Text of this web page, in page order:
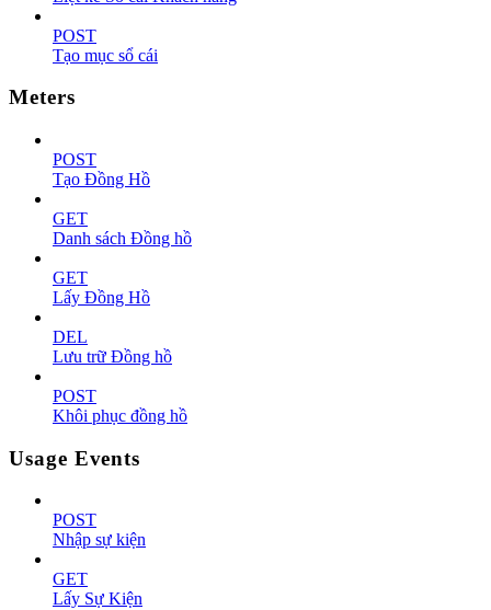
POST
Tạo mục sổ cái
Meters
POST
Tạo Đồng Hồ
GET
Danh sách Đồng hồ
GET
Lấy Đồng Hồ
DEL
Lưu trữ Đồng hồ
POST
Khôi phục đồng hồ
Usage Events
POST
Nhập sự kiện
GET
Lấy Sự Kiện